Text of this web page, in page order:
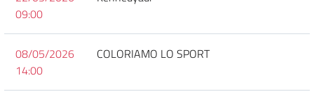
09:00
08/05/2026
14:00
COLORIAMO LO SPORT